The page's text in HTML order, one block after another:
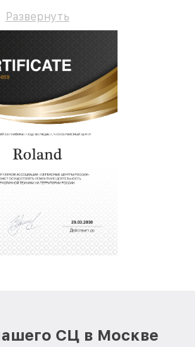
гарантию до 3 лет.
Развернуть
СЦ в Москве